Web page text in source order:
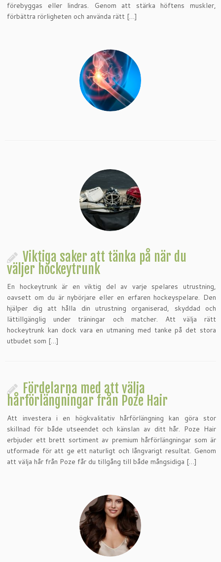
förebyggas eller lindras. Genom att stärka höftens muskler,
förbättra rörligheten och använda rätt […]
Viktiga saker att tänka på när du
väljer hockeytrunk
En hockeytrunk är en viktig del av varje spelares utrustning,
oavsett om du är nybörjare eller en erfaren hockeyspelare. Den
hjälper dig att hålla din utrustning organiserad, skyddad och
lättillgänglig under träningar och matcher. Att välja rätt
hockeytrunk kan dock vara en utmaning med tanke på det stora
utbudet som […]
Fördelarna med att välja
hårförlängningar från Poze Hair
Att investera i en högkvalitativ hårförlängning kan göra stor
skillnad för både utseendet och känslan av ditt hår. Poze Hair
erbjuder ett brett sortiment av premium hårförlängningar som är
utformade för att ge ett naturligt och långvarigt resultat. Genom
att välja hår från Poze får du tillgång till både mångsidiga […]